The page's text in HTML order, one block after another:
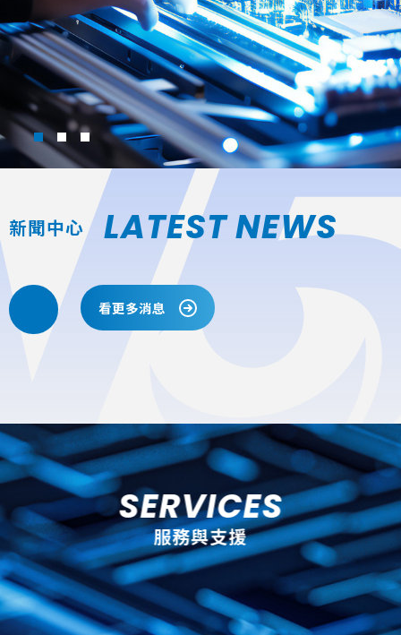
新聞中心 LATEST NEWS
看更多消息
SERVICES
服務與支援